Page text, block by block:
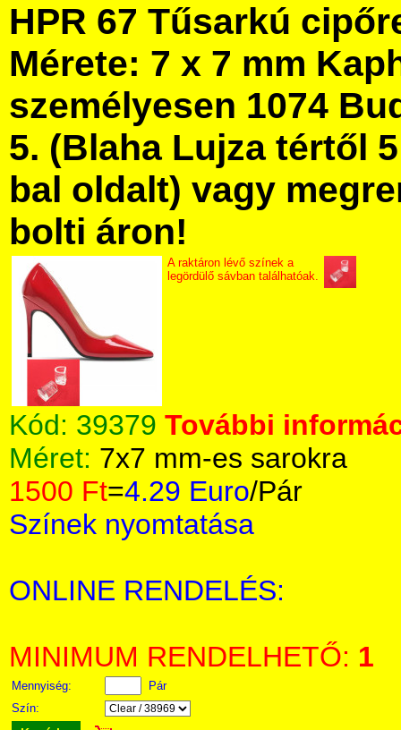
HPR 67 Tűsarkú
Mérete: 7 x 7 mm
személyesen 1074
5. (Blaha Lujza tértől
bal oldalt) vagy
bolti áron!
A raktáron lévő színek a
legördülő sávban találhatóak.
Kód: 39379 További
Méret: 7x7 mm-es sarokra
1500 Ft=4.29 Euro/Pár
Színek nyomtatása
ONLINE RENDELÉS:
MINIMUM RENDELHETŐ: 1
Mennyiség:
Pár
Szín: